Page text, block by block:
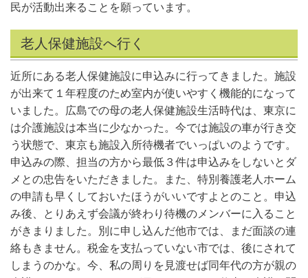
民が活動出来ることを願っています。
老人保健施設へ行く
近所にある老人保健施設に申込みに行ってきました。施設
が出来て１年程度のため室内が使いやすく機能的になって
いました。広島での母の老人保健施設生活時代は、東京に
は介護施設は本当に少なかった。今では施設の車が行き交
う状態で、東京も施設入所待機者でいっぱいのようです。
申込みの際、担当の方から最低３件は申込みをしないとダ
メとの忠告をいただきました。また、特別養護老人ホーム
の申請も早くしておいたほうがいいですよとのこと。申込
み後、とりあえず会議が終わり待機のメンバーに入ること
がきまりました。別に申し込んだ他市では、まだ面談の連
絡もきません。税金を支払っていない市では、後にされて
しまうのかな。今、私の周りを見渡せば同年代の方が親の